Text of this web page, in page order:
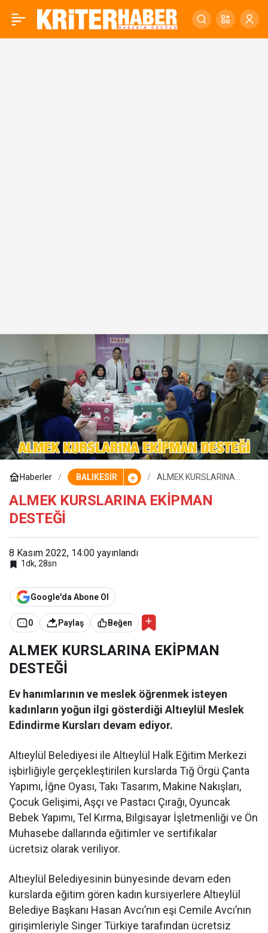
Haberler BALIKESİR
ALMEK KURSLARINA
ALMEK KURSLARINA EKİPMAN
DESTEĞİ
8 Kasım 2022, 14:00 yayınlandı
1dk, 28sn
Google'da Abone Ol
0 Paylaş Beğen
ALMEK KURSLARINA EKİPMAN
DESTEĞİ
Ev hanımlarının ve meslek öğrenmek isteyen
kadınların yoğun ilgi gösterdiği Altıeylül Meslek
Edindirme Kursları devam ediyor.
Altıeylül Belediyesi ile Altıeylül Halk Eğitim Merkezi
işbirliğiyle gerçekleştirilen kurslarda Tığ Örgü Çanta
Yapımı, İğne Oyası, Takı Tasarım, Makine Nakışları,
Çocuk Gelişimi, Aşçı ve Pastacı Çırağı, Oyuncak
Bebek Yapımı, Tel Kırma, Bilgisayar İşletmenliği ve Ön
Muhasebe dallarında eğitimler ve sertifikalar
ücretsiz olarak veriliyor.
Altıeylül Belediyesinin bünyesinde devam eden
kurslarda eğitim gören kadın kursiyerlere Altıeylül
Belediye Başkanı Hasan Avcı’nın eşi Cemile Avcı’nın
girişimleriyle Singer Türkiye tarafından ücretsiz
ALMEK KURSLARINA 0